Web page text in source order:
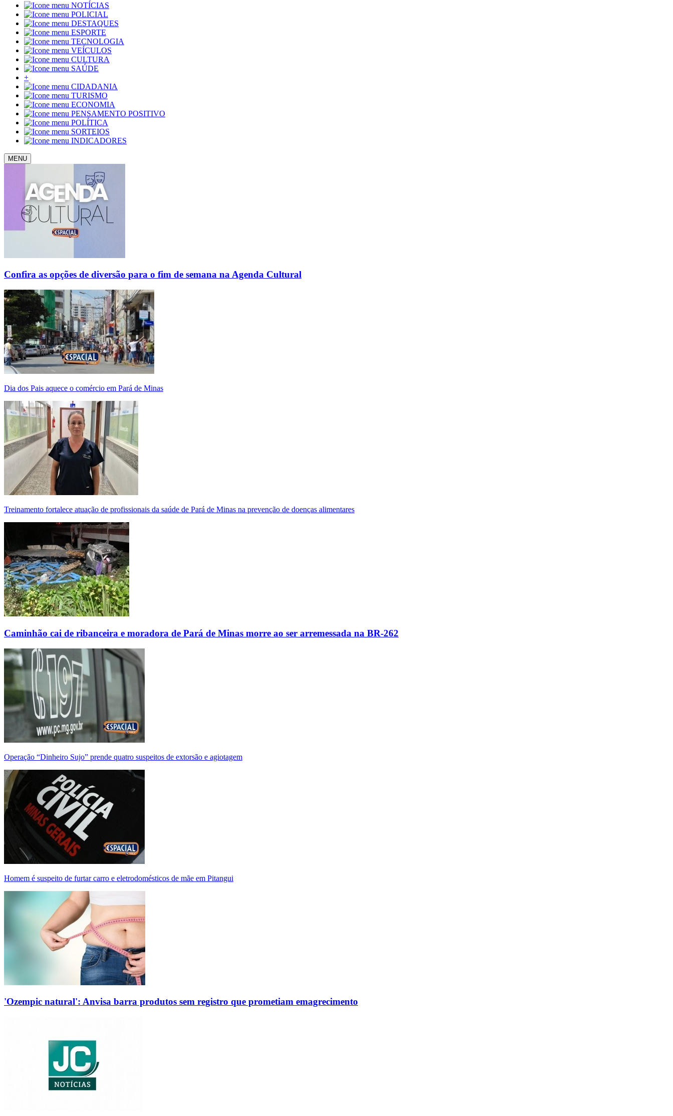
NOTÍCIAS
POLICIAL
DESTAQUES
ESPORTE
TECNOLOGIA
VEÍCULOS
CULTURA
SAÚDE
+
CIDADANIA
TURISMO
ECONOMIA
PENSAMENTO POSITIVO
POLÍTICA
SORTEIOS
INDICADORES
MENU
Confira as opções de diversão para o fim de semana na Agenda Cultural
Dia dos Pais aquece o comércio em Pará de Minas
Treinamento fortalece atuação de profissionais da saúde de Pará de Minas na prevenção de doenças alimentares
Caminhão cai de ribanceira e moradora de Pará de Minas morre ao ser arremessada na BR-262
Operação “Dinheiro Sujo” prende quatro suspeitos de extorsão e agiotagem
Homem é suspeito de furtar carro e eletrodomésticos de mãe em Pitangui
'Ozempic natural': Anvisa barra produtos sem registro que prometiam emagrecimento